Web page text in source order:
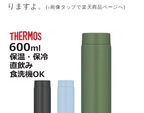
りますよ。 (↓画像タップで楽天商品ページへ)